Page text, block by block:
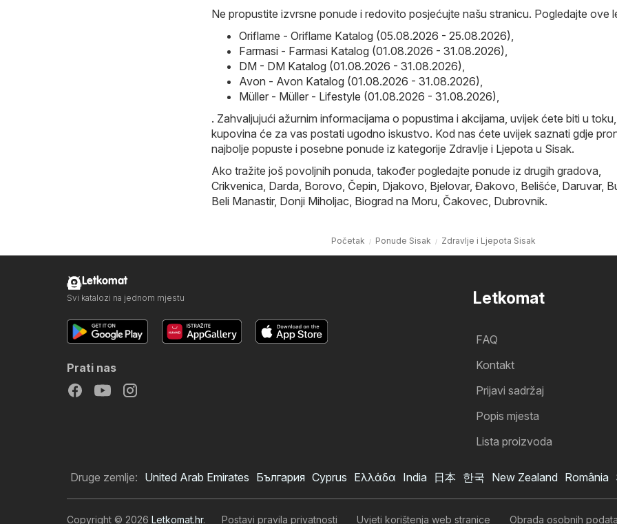
Ne propustite izvrsne ponude i redovito posjećujte našu stranicu. Pogledajte ove
Oriflame - Oriflame Katalog (05.08.2026 - 25.08.2026),
Farmasi - Farmasi Katalog (01.08.2026 - 31.08.2026),
DM - DM Katalog (01.08.2026 - 31.08.2026),
Avon - Avon Katalog (01.08.2026 - 31.08.2026),
Müller - Müller - Lifestyle (01.08.2026 - 31.08.2026),
. Zahvaljujući ažurnim informacijama o popustima i akcijama, uvijek ćete biti u
kupovina će za vas postati ugodno iskustvo. Kod nas ćete uvijek saznati gdje
najbolje popuste i posebne ponude iz kategorije Zdravlje i Ljepota u Sisak.
Ako tražite još povoljnih ponuda, također pogledajte ponude iz drugih gradova,
Crikvenica, Darda, Borovo, Čepin, Djakovo, Bjelovar, Đakovo, Belišće, Daruvar,
Beli Manastir, Donji Miholjac, Biograd na Moru, Čakovec, Dubrovnik.
Početak Ponude Sisak Zdravlje i Ljepota Sisak
Letkomat
FAQ
Kontakt
Prijavi sadržaj
Popis mjesta
Lista proizvoda
Letkomat
Svi katalozi na jednom mjestu
Prati nas
Druge zemlje: United Arab Emirates България Cyprus Ελλάδα India 日本 한국 New Zealand România
Copyright © 2026 Letkomat.hr. Postavi pravila privatnosti Uvjeti korištenja web stranice Obrada osobnih